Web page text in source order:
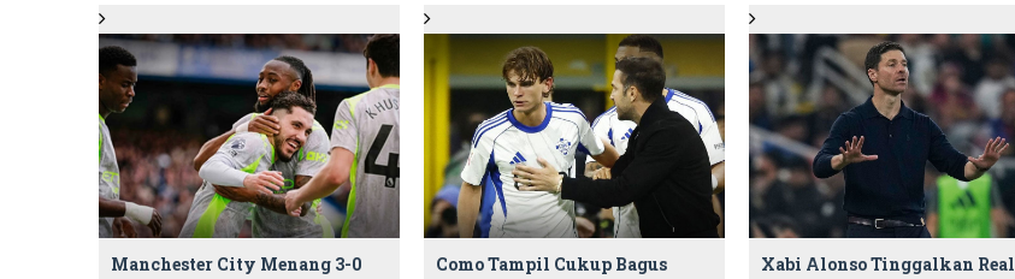
Manchester City Menang 3-0
Como Tampil Cukup Bagus
Xabi Alonso Tinggalkan Real